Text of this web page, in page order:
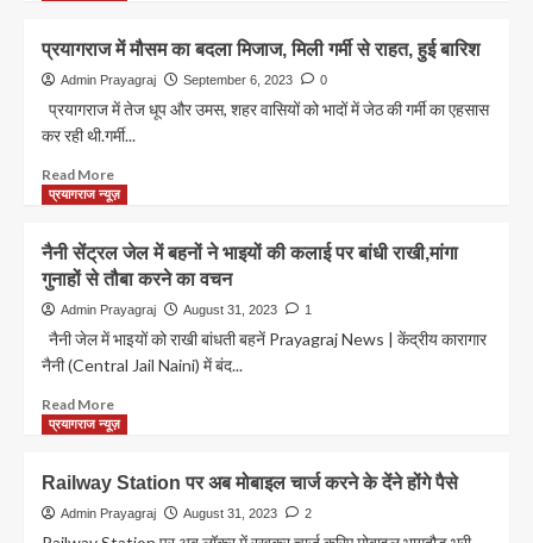
Prayagraj
News:
1
हफ्ते
में
गए
21
ज्यादा
बिना
टिकट
यात्री
प्रयागराज में मौसम का बदला मिजाज, मिली गर्मी से राहत, हुई बारिश
Admin Prayagraj September 6, 2023 0
प्रयागराज में तेज धूप और उमस, शहर वासियों को भादों में जेठ की गर्मी का एहसास
कर रही थी.गर्मी...
Read MoreRead
more
प्रयागराज
में
मौसम
का
मिजाज,
मिली
से
बारिश
प्रयागराज न्यूज़
नैनी सेंट्रल जेल में बहनों ने भाइयों की कलाई पर बांधी राखी,मांगा
गुनाहों से तौबा करने का वचन
Admin Prayagraj August 31, 2023 1
नैनी जेल में भाइयों को राखी बांधती बहनें Prayagraj News | केंद्रीय कारागार
नैनी (Central Jail Naini) में बंद...
Read MoreRead
more
सेंट्रल
जेल
में
प्रयागराज न्यूज़
Railway Station पर अब मोबाइल चार्ज करने के देंने होंगे पैसे
Admin Prayagraj August 31, 2023 2